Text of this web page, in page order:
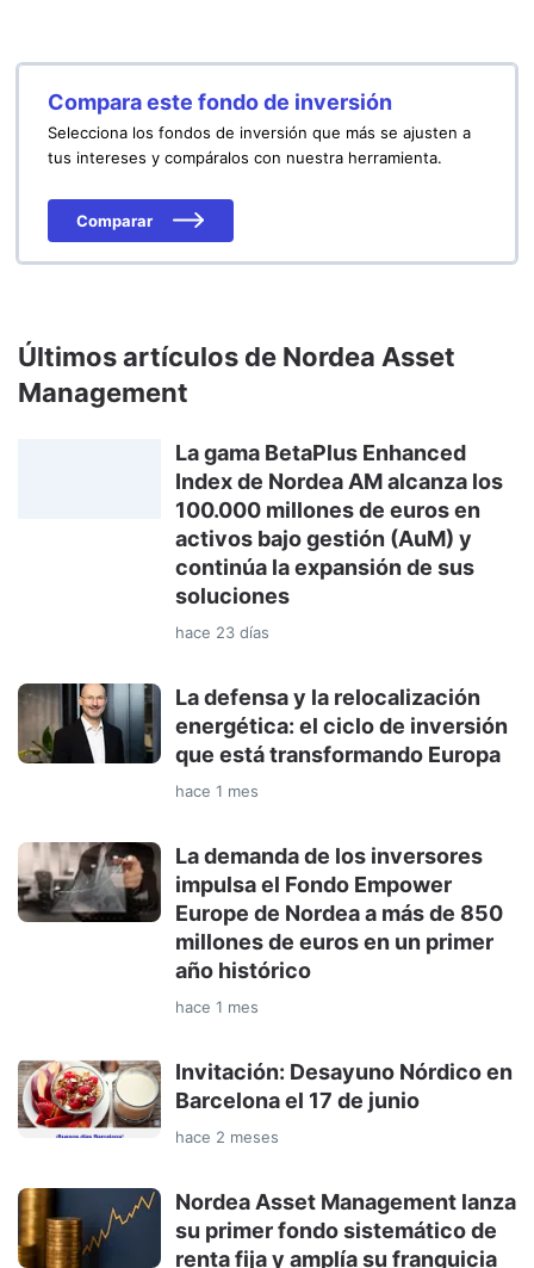
Compara este fondo de inversión
Selecciona los fondos de inversión que más se ajusten a
tus intereses y compáralos con nuestra herramienta.
Comparar
Últimos artículos de Nordea Asset
Management
La gama BetaPlus Enhanced
Index de Nordea AM alcanza los
100.000 millones de euros en
activos bajo gestión (AuM) y
continúa la expansión de sus
soluciones
hace 23 días
La defensa y la relocalización
energética: el ciclo de inversión
que está transformando Europa
hace 1 mes
La demanda de los inversores
impulsa el Fondo Empower
Europe de Nordea a más de 850
millones de euros en un primer
año histórico
hace 1 mes
Invitación: Desayuno Nórdico en
Barcelona el 17 de junio
hace 2 meses
Nordea Asset Management lanza
su primer fondo sistemático de
renta fija y amplía su franquicia